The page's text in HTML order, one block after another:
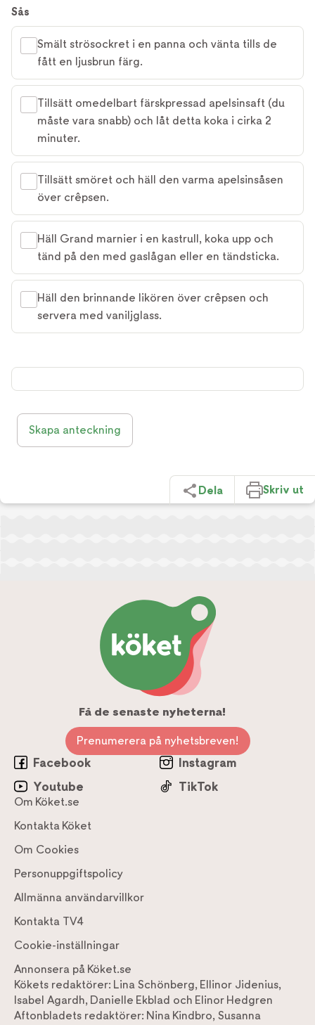
Sås
Smält strösockret i en panna och vänta tills de
fått en ljusbrun färg.
Tillsätt omedelbart färskpressad apelsinsaft (du
måste vara snabb) och låt detta koka i cirka 2
minuter.
Tillsätt smöret och häll den varma apelsinsåsen
över crêpsen.
Häll Grand marnier i en kastrull, koka upp och
tänd på den med gaslågan eller en tändsticka.
Häll den brinnande likören över crêpsen och
servera med vaniljglass.
Skapa anteckning
Dela Skriv ut
Få de senaste nyheterna!
Prenumerera på nyhetsbreven!
Facebook
Instagram
Youtube
TikTok
Om Köket.se
Kontakta Köket
Om Cookies
Personuppgiftspolicy
Allmänna användarvillkor
Kontakta TV4
Cookie-inställningar
Annonsera på Köket.se
Kökets redaktörer: Lina Schönberg, Ellinor Jidenius,
Isabel Agardh, Danielle Ekblad och Elinor Hedgren
Aftonbladets redaktörer: Nina Kindbro, Susanna